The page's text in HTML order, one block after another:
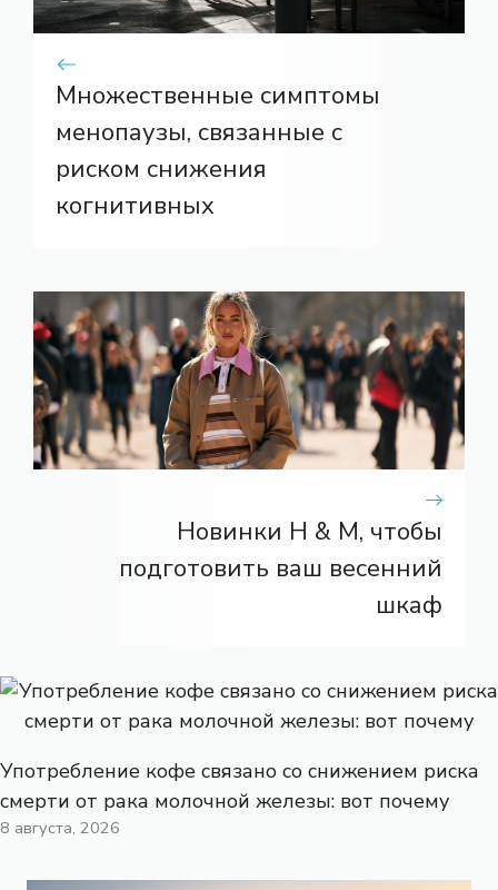
Множественные симптомы
менопаузы, связанные с
риском снижения
когнитивных
Новинки H & M, чтобы
подготовить ваш весенний
шкаф
Употребление кофе связано со снижением риска
смерти от рака молочной железы: вот почему
8 августа, 2026